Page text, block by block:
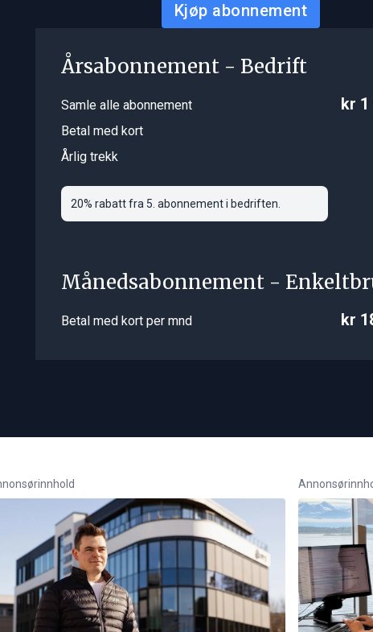
Kjøp abonnement
Årsabonnement - Bedrift
Samle alle abonnement
Betal med kort
Årlig trekk
20% rabatt fra 5. abonnement i bedriften.
kr 1
Månedsabonnement -
Betal med kort per mnd kr